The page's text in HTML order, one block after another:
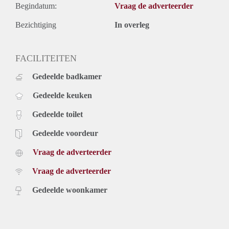
Begindatum: Vraag de adverteerder
Bezichtiging In overleg
FACILITEITEN
Gedeelde badkamer
Gedeelde keuken
Gedeelde toilet
Gedeelde voordeur
Vraag de adverteerder
Vraag de adverteerder
Gedeelde woonkamer